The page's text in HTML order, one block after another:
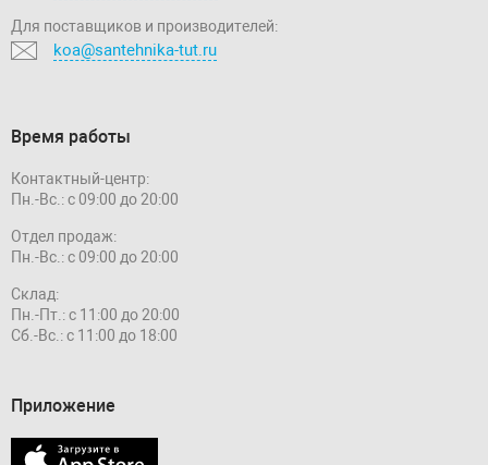
Для поставщиков и производителей:
koa@santehnika-tut.ru
Время работы
Контактный-центр:
Пн.-Вс.: с 09:00 до 20:00
Отдел продаж:
Пн.-Вс.: с 09:00 до 20:00
Склад:
Пн.-Пт.: с 11:00 до 20:00
Сб.-Вс.: с 11:00 до 18:00
Приложение